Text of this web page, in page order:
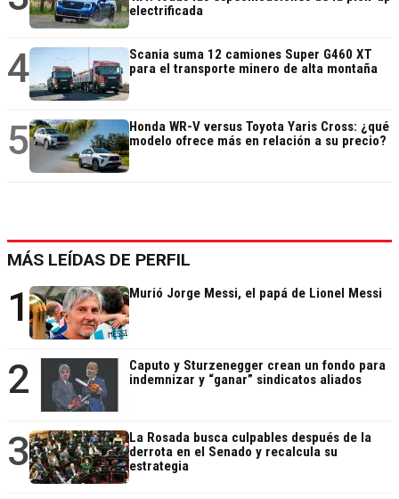
electrificada
4
Scania suma 12 camiones Super G460 XT
para el transporte minero de alta montaña
5
Honda WR-V versus Toyota Yaris Cross: ¿qué
modelo ofrece más en relación a su precio?
MÁS LEÍDAS DE PERFIL
1 Murió Jorge Messi, el papá de Lionel Messi
2
Caputo y Sturzenegger crean un fondo para
indemnizar y “ganar” sindicatos aliados
3
La Rosada busca culpables después de la
derrota en el Senado y recalcula su
estrategia